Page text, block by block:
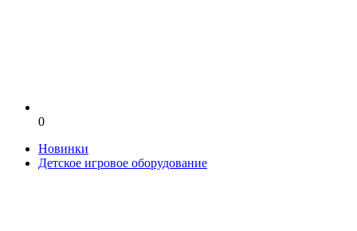
0
Новинки
Детское игровое оборудование